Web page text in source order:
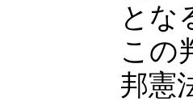
とな
この
邦憲